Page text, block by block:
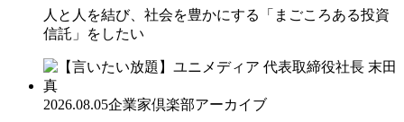
人と人を結び、社会を豊かにする「まごころある投資
信託」をしたい
2026.08.05企業家倶楽部アーカイブ